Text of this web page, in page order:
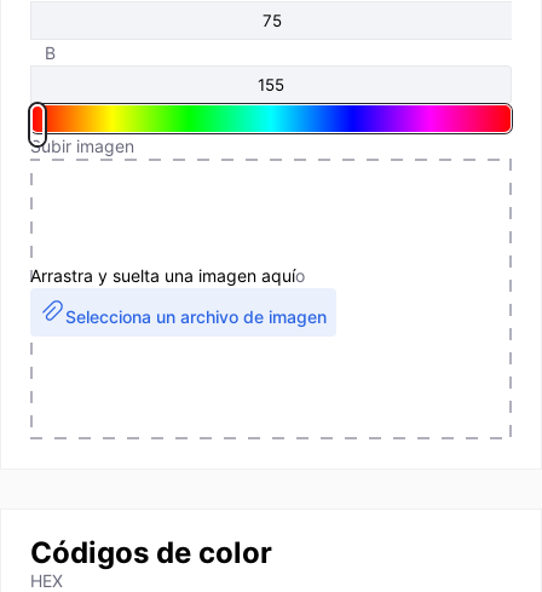
B
Subir imagen
Arrastra y suelta una imagen aquío
Selecciona un archivo de imagen
Códigos de color
HEX